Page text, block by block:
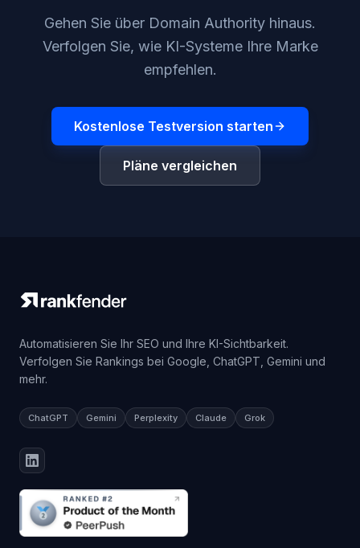
Gehen Sie über Domain Authority hinaus.
Verfolgen Sie, wie KI-Systeme Ihre Marke
empfehlen.
Kostenlose Testversion starten
Pläne vergleichen
Automatisieren Sie Ihr SEO und Ihre KI-Sichtbarkeit.
Verfolgen Sie Rankings bei Google, ChatGPT, Gemini und
mehr.
ChatGPT Gemini Perplexity Claude Grok